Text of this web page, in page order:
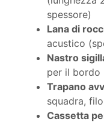
spessore)
Lana di
acustico
Nastro
per il bordo
Trapano
squadra,
Cassetta